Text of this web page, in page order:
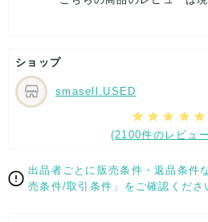
身幅：約55cm
やや傷や汚れあり
こちらはUSED品になりますので、使
部分的に少々ダメージはございます
全体的には、まだまだご活躍頂ける
ダメージはできる限り、撮影してお
【 サイズ・容量 】
ショップ
smasell.USED
(2100件のレビュ
出品者ごとに販売条件・返品条件
売条件/取引条件」をご確認くださ